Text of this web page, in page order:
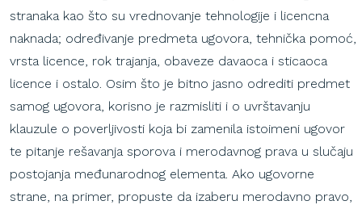
stranaka kao što su vrednovanje tehnologije i licencna
naknada; određivanje predmeta ugovora, tehnička pomoć,
vrsta licence, rok trajanja, obaveze davaoca i sticaoca
licence i ostalo. Osim što je bitno jasno odrediti predmet
samog ugovora, korisno je razmisliti i o uvrštavanju
klauzule o poverljivosti koja bi zamenila istoimeni ugovor
te pitanje rešavanja sporova i merodavnog prava u slučaju
postojanja međunarodnog elementa. Ako ugovorne
strane, na primer, propuste da izaberu merodavno pravo,